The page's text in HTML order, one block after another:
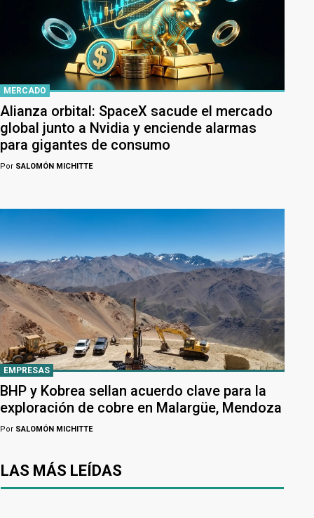
MERCADO
Alianza orbital: SpaceX sacude el mercado
global junto a Nvidia y enciende alarmas
para gigantes de consumo
Por SALOMÓN MICHITTE
EMPRESAS
BHP y Kobrea sellan acuerdo clave para la
exploración de cobre en Malargüe, Mendoza
Por SALOMÓN MICHITTE
LAS MÁS LEÍDAS